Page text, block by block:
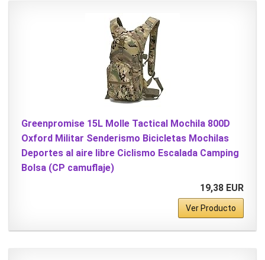
Greenpromise 15L Molle Tactical Mochila 800D
Oxford Militar Senderismo Bicicletas Mochilas
Deportes al aire libre Ciclismo Escalada Camping
Bolsa (CP camuflaje)
19,38 EUR
Ver Producto